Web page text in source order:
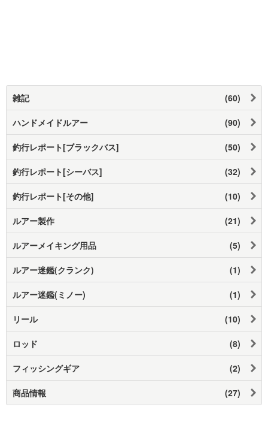
雑記 (60)
ハンドメイドルアー (90)
釣行レポート[ブラックバス] (50)
釣行レポート[シーバス] (32)
釣行レポート[その他] (10)
ルアー製作 (21)
ルアーメイキング用品 (5)
ルアー迷鑑(クランク) (1)
ルアー迷鑑(ミノー) (1)
リール (10)
ロッド (8)
フィッシングギア (2)
商品情報 (27)